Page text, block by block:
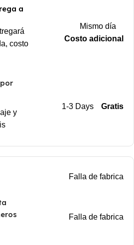
costo
Mismo día
Costo adicional
y
1-3 Days Gratis
Falla de fabrica
Falla de fabrica